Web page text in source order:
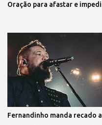
Oração para afastar e
Fernandinho manda recado